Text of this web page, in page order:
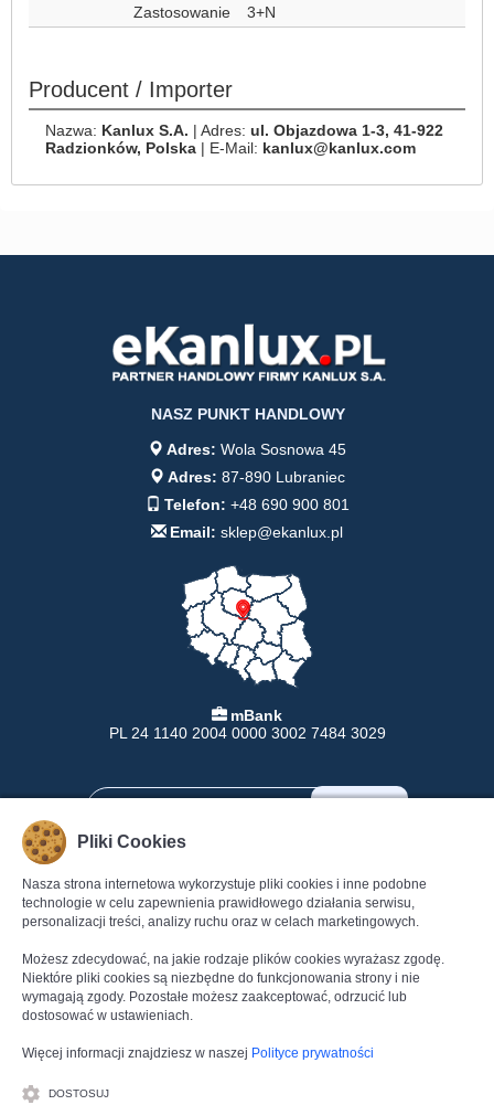
Zastosowanie
3+N
Producent / Importer
Nazwa: Kanlux S.A. | Adres: ul. Objazdowa 1-3, 41-922
Radzionków, Polska | E-Mail: kanlux@kanlux.com
NASZ PUNKT HANDLOWY
Adres: Wola Sosnowa 45
Adres: 87-890 Lubraniec
Telefon: +48 690 900 801
Email: sklep@ekanlux.pl
mBank
PL 24 1140 2004 0000 3002 7484 3029
INFORMACJE
Formy Płatności
Dostawa
Zwroty
Gwarancja
POMOC
Pomoc
Regulamin
Polityka Prywatności
Dane kontaktowe
Pliki Cookies
Nasza strona internetowa wykorzystuje pliki cookies i inne podobne
technologie w celu zapewnienia prawidłowego działania serwisu,
personalizacji treści, analizy ruchu oraz w celach marketingowych.
Możesz zdecydować, na jakie rodzaje plików cookies wyrażasz zgodę.
Niektóre pliki cookies są niezbędne do funkcjonowania strony i nie
wymagają zgody. Pozostałe możesz zaakceptować, odrzucić lub
dostosować w ustawieniach.
Więcej informacji znajdziesz w naszej Polityce prywatności
DOSTOSUJ